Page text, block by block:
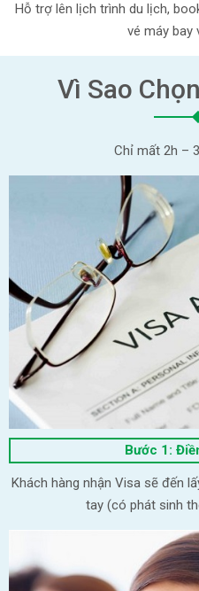
Hỗ trợ lên lịch trình du lịch,
vé máy bay
Vì Sao
Chỉ mất 2h –
Bước 1:
Khách hàng nhận Visa sẽ đến
tay (có phát sinh